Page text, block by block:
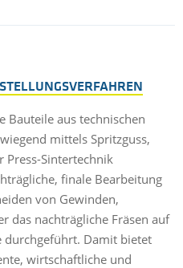
Bauteile aus technischen
mittels Spritzguss,
Sintertechnik
finale Bearbeitung
von Gewinden,
das nachträgliche Fräsen auf
durchgeführt. Damit bietet
wirtschaftliche und